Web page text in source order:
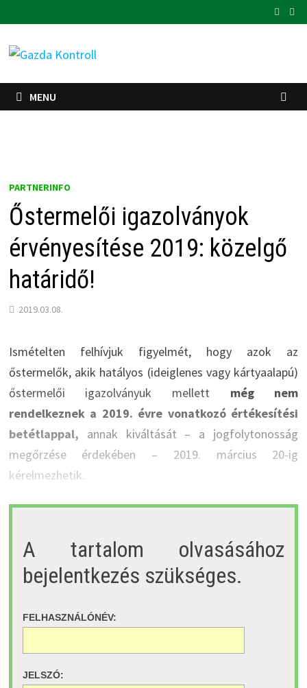
to
content
MENU
PARTNERINFO
Őstermelői igazolványok
érvényesítése 2019: közelgő
határidő!
2019.03.08.
Ismételten felhívjuk figyelmét, hogy azok az
őstermelők, akik hatályos (ideiglenes vagy kártyaalapú)
őstermelői igazolványuk mellett még nem
rendelkeznek a 2019. évre vonatkozó értékesítési
betétlappal, annak kiváltását – a jogfolytonosság
megőrzése érdekében – 2019. március 20-ig
kérelmezhetik.
A tartalom olvasásához
bejelentkezés szükséges.
FELHASZNÁLÓNÉV:
JELSZÓ: